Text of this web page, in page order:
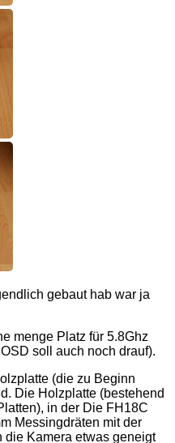
gebaut hab war ja
menge Platz für 5.8Ghz
soll auch noch drauf).
(die zu Beginn
Die Holzplatte (bestehend
in der Die FH18C
Messingdräten mit der
die Kamera etwas geneigt